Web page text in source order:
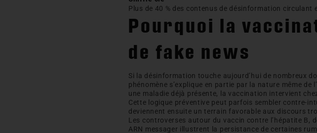
Plus de 40 % des contenus de désinformation circulant
Pourquoi la
de fake news
Si la désinformation touche aujourd’hui de nombreux
phénomène s’explique en partie par la nature même
une maladie déjà présente, la vaccination intervient
Cette logique préventive peut parfois sembler contre-
deviennent ensuite un terrain favorable aux discours
Les controverses autour du vaccin contre l’hépatite B,
ARN messager illustrent la persistance de certaines